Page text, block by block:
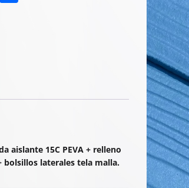
aislante 15C PEVA + relleno
bolsillos laterales tela malla.